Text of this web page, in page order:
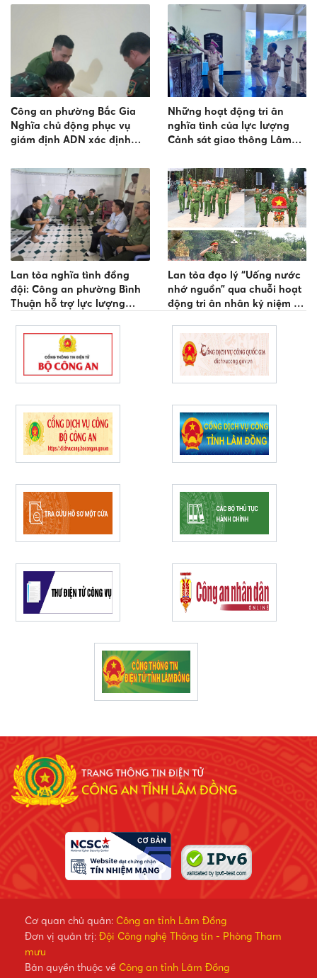
Công an phường Bắc Gia
Nghĩa chủ động phục vụ
giám định ADN xác định
Những hoạt động tri ân
nghĩa tình của lực lượng
Cảnh sát giao thông Lâm
Lan tỏa nghĩa tình đồng
đội: Công an phường Bình
Thuận hỗ trợ lực lượng
trật tự ở cơ sở
Lan tỏa đạo lý “Uống nước
nhớ nguồn” qua chuỗi hoạt
động tri ân nhân kỷ niệm 79
Liệt sĩ
Cơ quan chủ quản: Công an tỉnh Lâm Đồng
Đơn vị quản trị: Đội Công nghệ Thông tin - Phòng Tham
mưu
Bản quyền thuộc về Công an tỉnh Lâm Đồng